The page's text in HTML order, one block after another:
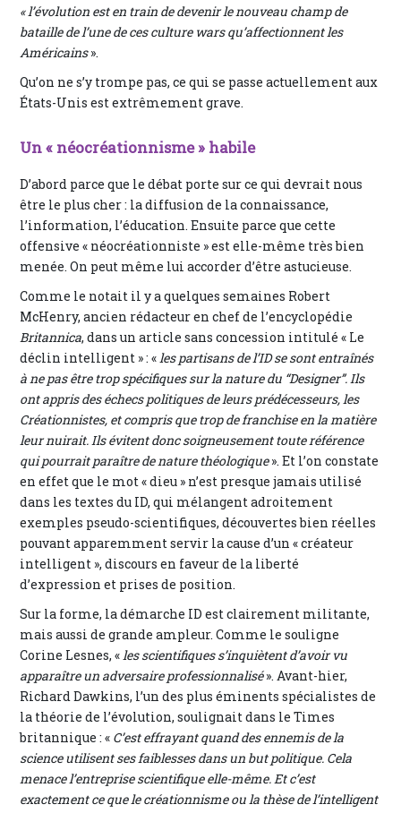
« l’évolution est en train de devenir le nouveau champ de
bataille de l’une de ces culture wars qu’affectionnent les
Américains».
Qu’on ne s’y trompe pas, ce qui se passe actuellement aux
États-Unis est extrêmement grave.
Un « néocréationnisme » habile
D’abord parce que le débat porte sur ce qui devrait nous
être le plus cher : la diffusion de la connaissance,
l’information, l’éducation. Ensuite parce que cette
offensive « néocréationniste » est elle-même très bien
menée. On peut même lui accorder d’être astucieuse.
Comme le notait il y a quelques semaines Robert
McHenry, ancien rédacteur en chef de l’encyclopédie
Britannica, dans un article sans concession intitulé « Le
déclin intelligent » : «les partisans de l’ID se sont entraînés
à ne pas être trop spécifiques sur la nature du “Designer”. Ils
ont appris des échecs politiques de leurs prédécesseurs, les
Créationnistes, et compris que trop de franchise en la matière
leur nuirait. Ils évitent donc soigneusement toute référence
qui pourrait paraître de nature théologique». Et l’on constate
en effet que le mot « dieu » n’est presque jamais utilisé
dans les textes du ID, qui mélangent adroitement
exemples pseudo-scientifiques, découvertes bien réelles
pouvant apparemment servir la cause d’un « créateur
intelligent », discours en faveur de la liberté
d’expression et prises de position.
Sur la forme, la démarche ID est clairement militante,
mais aussi de grande ampleur. Comme le souligne
Corine Lesnes, «les scientifiques s’inquiètent d’avoir vu
apparaître un adversaire professionnalisé». Avant-hier,
Richard Dawkins, l’un des plus éminents spécialistes de
la théorie de l’évolution, soulignait dans le Times
britannique : « C’est effrayant quand des ennemis de la
science utilisent ses faiblesses dans un but politique. Cela
menace l’entreprise scientifique elle-même. Et c’est
exactement ce que le créationnisme ou la thèse de l’intelligent